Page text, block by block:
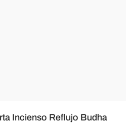
Incienso Reflujo Budha